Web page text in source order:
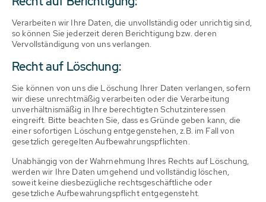
Verarbeiten wir Ihre Daten, die unvollständig oder unrichtig sind,
so können Sie jederzeit deren Berichtigung bzw. deren
Vervollständigung von uns verlangen.
Recht auf Löschung:
Sie können von uns die Löschung Ihrer Daten verlangen, sofern
wir diese unrechtmäßig verarbeiten oder die Verarbeitung
unverhältnismäßig in Ihre berechtigten Schutzinteressen
eingreift. Bitte beachten Sie, dass es Gründe geben kann, die
einer sofortigen Löschung entgegenstehen, z.B. im Fall von
gesetzlich geregelten Aufbewahrungspflichten.
Unabhängig von der Wahrnehmung Ihres Rechts auf Löschung,
werden wir Ihre Daten umgehend und vollständig löschen,
soweit keine diesbezügliche rechtsgeschäftliche oder
gesetzliche Aufbewahrungspflicht entgegensteht.